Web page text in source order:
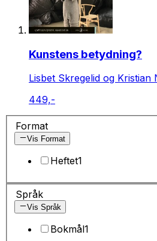
Kunstens betydning?
Lisbet Skregelid og Kristian
449,-
Format
Vis Format
Heftet1
Språk
Vis Språk
Bokmål1